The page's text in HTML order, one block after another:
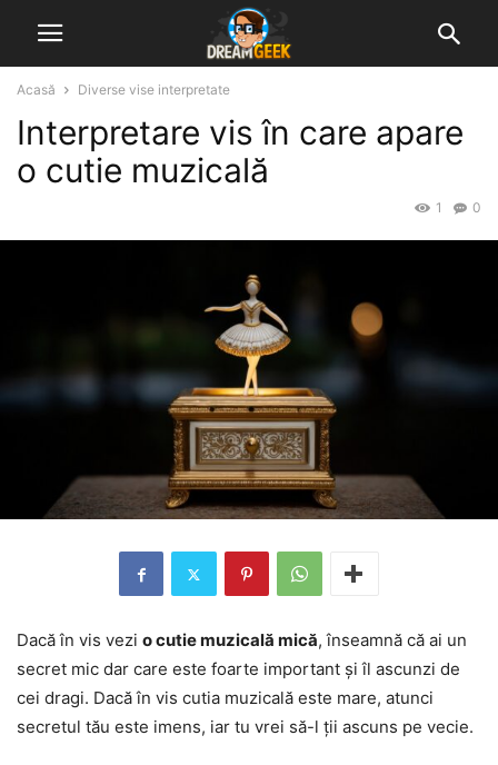
Acasă Diverse vise interpretate
Interpretare vis în care apare
o cutie muzicală
0
1
Dacă în vis vezi o cutie muzicală mică, înseamnă că ai un
secret mic dar care este foarte important și îl ascunzi de
cei dragi. Dacă în vis cutia muzicală este mare, atunci
secretul tău este imens, iar tu vrei să-l ții ascuns pe vecie.